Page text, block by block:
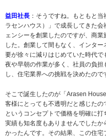
益田社長 ：そうですね。もともと
ラセンハウス）」で成長してきた
ェンシーを創業したのですが、商
した。創業して間もなく、インタ
要が徐々に減りはじめていた時代
夜や早朝の作業が多く、社員の負
し、住宅業界への挑戦を決めたので
そこで誕生したのが「Arasen
客様にとっても不透明だと感じたの
というコンセプトで価格を明確に
実績も知名度もありませんでした
かったんです。その結果、この住